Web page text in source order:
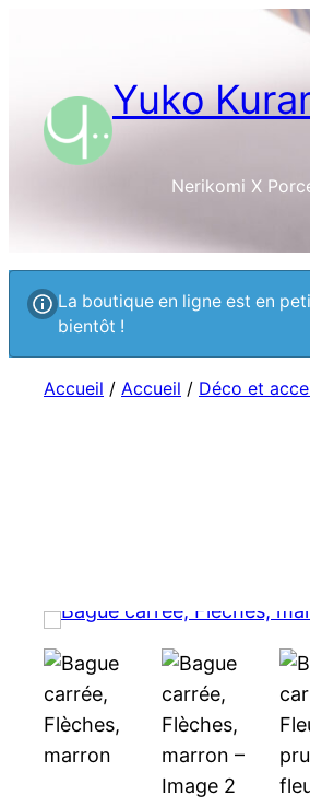
Yuko
Nerikomi X
La boutique en ligne est en
bientôt !
Accueil / Accueil / Déco et